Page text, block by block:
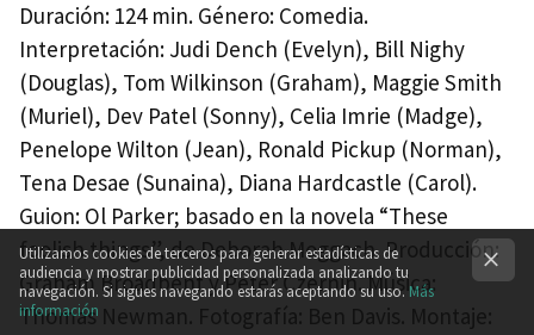
Duración: 124 min. Género: Comedia.
Interpretación: Judi Dench (Evelyn), Bill Nighy
(Douglas), Tom Wilkinson (Graham), Maggie Smith
(Muriel), Dev Patel (Sonny), Celia Imrie (Madge),
Penelope Wilton (Jean), Ronald Pickup (Norman),
Tena Desae (Sunaina), Diana Hardcastle (Carol).
Guion: Ol Parker; basado en la novela “These
foolish things”, de Deborah Moggach. Producción:
Graham Broadbent y Peter Czernin. Música:
Thomas Newman. Fotografía: Ben Davis. Montaje:
Utilizamos cookies de terceros para generar estadísticas de
audiencia y mostrar publicidad personalizada analizando tu
navegación. Si sigues navegando estarás aceptando su uso.Más
información